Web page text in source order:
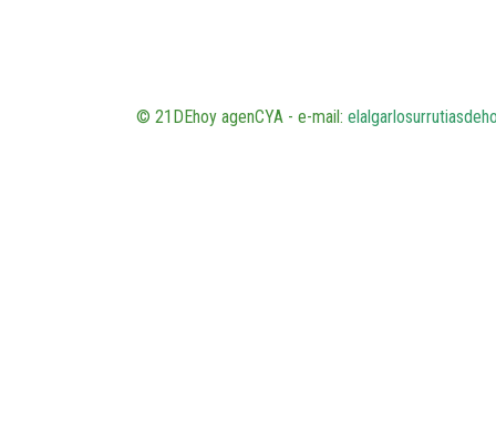
© 21DEhoy agenCYA - e-mail: